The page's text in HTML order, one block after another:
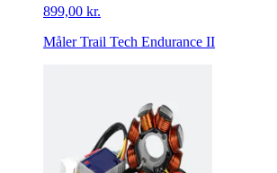
899,00 kr.
Måler Trail Tech Endurance II